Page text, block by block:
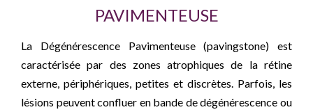
PAVIMENTEUSE
La Dégénérescence Pavimenteuse (pavingstone) est
caractérisée par des zones atrophiques de la rétine
externe, périphériques, petites et discrètes. Parfois, les
lésions peuvent confluer en bande de dégénérescence ou